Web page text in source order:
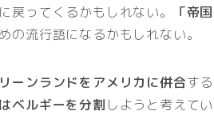
ってくるかもしれない。 「帝国
流行語になるかもしれない。
ーンランドをアメリカに併合す
ベルギーを分割 しようと考えてい